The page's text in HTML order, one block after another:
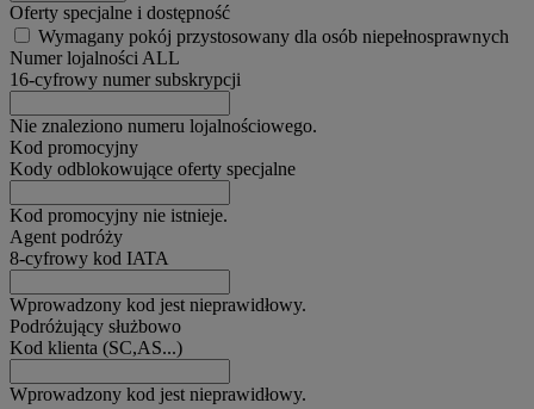
Oferty specjalne i dostępność
Wymagany pokój przystosowany dla osób niepełnosprawnych
Numer lojalności ALL
16-cyfrowy numer subskrypcji
Nie znaleziono numeru lojalnościowego.
Kod promocyjny
Kody odblokowujące oferty specjalne
Kod promocyjny nie istnieje.
Agent podróży
8-cyfrowy kod IATA
Wprowadzony kod jest nieprawidłowy.
Podróżujący służbowo
Kod klienta (SC,AS...)
Wprowadzony kod jest nieprawidłowy.